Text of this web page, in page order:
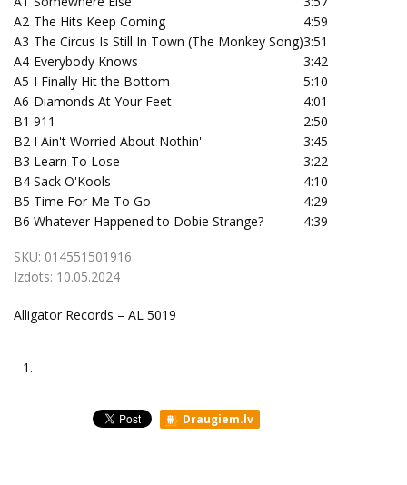
A2 The Hits Keep Coming
4:59
A3 The Circus Is Still In Town (The Monkey Song)3:51
A4 Everybody Knows
3:42
A5 I Finally Hit the Bottom
5:10
A6 Diamonds At Your Feet
4:01
B1 911
2:50
B2 I Ain't Worried About Nothin'
3:45
B3 Learn To Lose
3:22
B4 Sack O'Kools
4:10
B5 Time For Me To Go
4:29
B6 Whatever Happened to Dobie Strange? 4:39
SKU: 014551501916
Izdots: 10.05.2024
Alligator Records – AL 5019
1.
Draugiem.lv